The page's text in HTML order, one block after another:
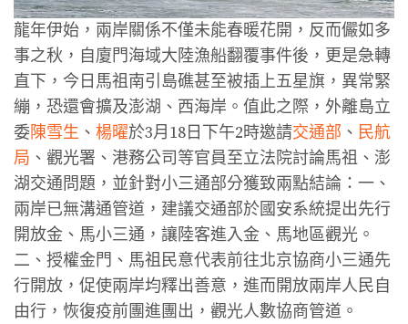
龍年伊始，兩岸關係不僅未能春暖花開，反而儼如多
事之秋，自廈門海域大陸漁船翻覆事件後，更是急轉
直下，今日馬祖南引島礁甚至被插上五星旗，異常緊
繃，恐還會擴及澎湖、西海岸。值此之際，外離島立
委陳雪生 、 楊曜於3月18日下午2時邀請交通部 、 民航
局 、觀光署、港務公司等官員至立法院討論馬祖、澎
湖交通問題，並針對小三通部分獲致兩點結論：一、
兩岸已無溝通管道，建議交通部於國安系統提出先行
開放金、馬小三通，讓陸客進入金、馬地區觀光。
二、授權金門、馬祖民意代表前往北京協商小三通先
行開放，促使兩岸均釋出善意，進而開放兩岸人民自
由行，恢復疫前團進團出，觀光人數協商管道。